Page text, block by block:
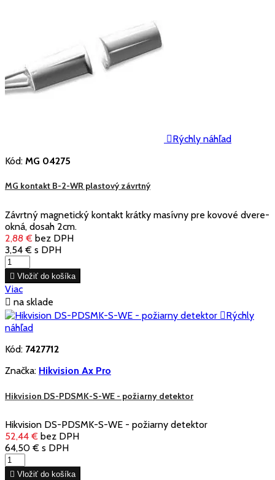
Rýchly náhľad
Kód: MG 04275
MG kontakt B-2-WR plastový závrtný
Závrtný magnetický kontakt krátky masívny pre kovové dvere-
okná, dosah 2cm.
2,88 € bez DPH
3,54 € s DPH
 Vložiť do košíka
Viac
 na sklade
Rýchly
náhľad
Kód: 7427712
Značka: Hikvision Ax Pro
Hikvision DS-PDSMK-S-WE - požiarny detektor
Hikvision DS-PDSMK-S-WE - požiarny detektor
52,44 € bez DPH
64,50 € s DPH
 Vložiť do košíka